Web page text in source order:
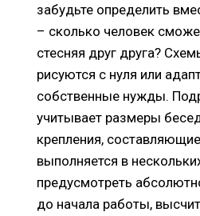
забудьте определить
– сколько человек
стесняя друг друга?
рисуются с нуля или
собственные нужды.
учитывает размеры
крепления,
выполняется в
предусмотреть
до начала работы,